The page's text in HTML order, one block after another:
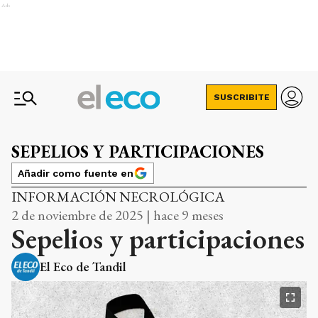
Ads
SUSCRIBITE
SEPELIOS Y PARTICIPACIONES
Añadir como fuente en
INFORMACIÓN NECROLÓGICA
2 de noviembre de 2025 | hace 9 meses
Sepelios y participaciones
El Eco de Tandil